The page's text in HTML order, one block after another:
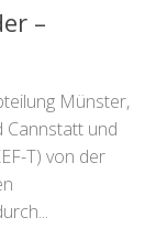
–
Münster,
Cannstatt und
T) von der